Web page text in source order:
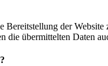
der
die übermittelten Daten